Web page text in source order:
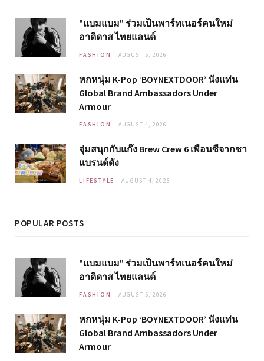
"แบมแบม" ร่วมเป็นพาร์ทเนอร์คนใหม่
อาดิดาส ไทยแลนด์
FASHION AUGUST 5, 2026
หกหนุ่ม K-Pop ‘BOYNEXTDOOR’ นั่งแท่น
Global Brand Ambassadors Under
Armour
FASHION AUGUST 4, 2026
จุ่มสนุกกับแก๊ง Brew Crew 6 เพื่อนซี้จากชา
แบรนด์ดัง
LIFESTYLE AUGUST 4, 2026
POPULAR POSTS
"แบมแบม" ร่วมเป็นพาร์ทเนอร์คนใหม่
อาดิดาส ไทยแลนด์
FASHION AUGUST 5, 2026
หกหนุ่ม K-Pop ‘BOYNEXTDOOR’ นั่งแท่น
Global Brand Ambassadors Under
Armour